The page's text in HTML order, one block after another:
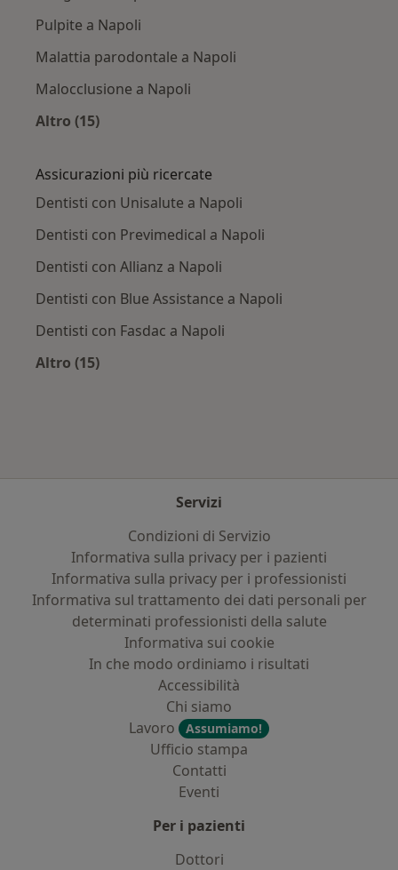
Pulpite a Napoli
Malattia parodontale a Napoli
Malocclusione a Napoli
Altro (15)
Assicurazioni più ricercate
Dentisti con Unisalute a Napoli
Dentisti con Previmedical a Napoli
Dentisti con Allianz a Napoli
Dentisti con Blue Assistance a Napoli
Dentisti con Fasdac a Napoli
Altro (15)
Servizi
Condizioni di Servizio
Informativa sulla privacy per i pazienti
Informativa sulla privacy per i professionisti
Informativa sul trattamento dei dati personali per
determinati professionisti della salute
Informativa sui cookie
In che modo ordiniamo i risultati
Accessibilità
Chi siamo
Lavoro
Assumiamo!
Ufficio stampa
Contatti
Eventi
Per i pazienti
Dottori